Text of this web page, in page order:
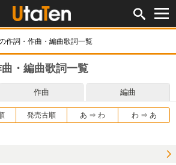
作詞・作曲・編曲歌詞一覧
・編曲歌詞一覧
作曲 編曲
発売古順 あ ⇒ わ わ ⇒ あ